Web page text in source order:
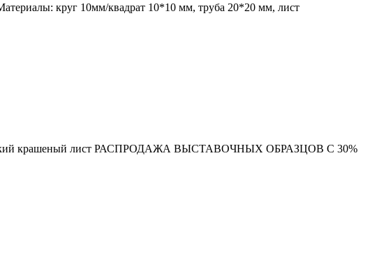
круг 10мм/квадрат 10*10 мм, труба 20*20 мм, лист
крашеный лист РАСПРОДАЖА ВЫСТАВОЧНЫХ ОБРАЗЦОВ С 30%